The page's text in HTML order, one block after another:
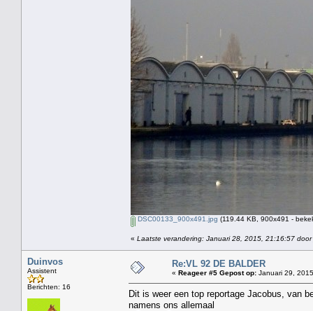
DSC00133_900x491.jpg (119.44 KB, 900x491 -
« Laatste verandering: Januari 28, 2015, 21:16:57 door
Duinvos
Assistent
Berichten: 16
Re:VL 92 DE BALDER
« Reageer #5 Gepost op: Januari 29,
Dit is weer een top reportage Jacobus, van
namens ons allemaal